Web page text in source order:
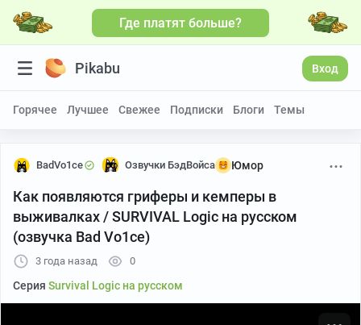
Где платят больше?
Pikabu Вход
Горячее Лучшее Свежее Подписки Блоги Темы
BadVo1ce Озвучки БэдВойса Юмор
Как появляются гриферы и кемперы в
выживалках / SURVIVAL Logic на русском
(озвучка Bad Vo1ce)
3 года назад 0
Серия Survival Logic на русском
Больше видео